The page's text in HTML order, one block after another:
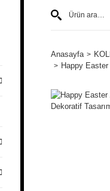
Anasayfa
Happy